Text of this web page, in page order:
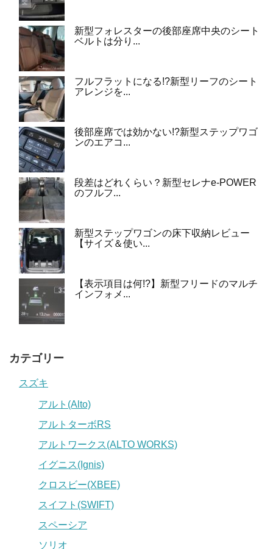
新型フォレスターの後部座席中央のシート
ベルトは分り...
フルフラットになる!?新型リーフのシート
アレンジを...
後部座席では効かない!?新型ステップワゴ
ンのエアコ...
段差はどれくらい？新型セレナe-POWER
のフルフ...
新型ステップワゴンの床下収納レビュー
【サイズ＆使い...
【表示項目は何!?】新型フリードのマルチ
インフォメ...
カテゴリー
スズキ
アルト(Alto)
アルトターボRS
アルトワークス(ALTO WORKS)
イグニス(Ignis)
クロスビー(XBEE)
スイフト(SWIFT)
スペーシア
ソリオ